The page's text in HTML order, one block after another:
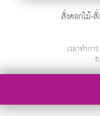
สั่งดอกไม้-
เวลาทำการ